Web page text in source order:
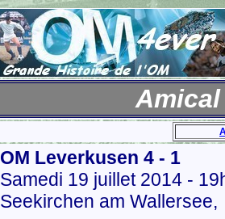
Amical
OM Leverkusen 4 - 1
Samedi 19 juillet 2014 -
Seekirchen am Wallersee,